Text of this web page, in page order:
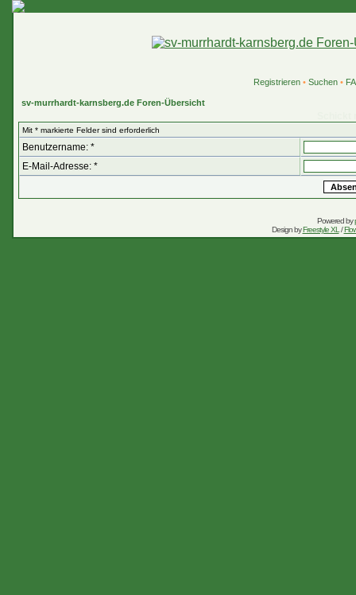
Registrieren• Suchen•
sv-murrhardt-karnsberg.de Foren-Übersicht
Mit * markierte Felder sind erforderlich
Benutzername: *
E-Mail-Adresse: *
Powered by
Design byFreestyle XL /